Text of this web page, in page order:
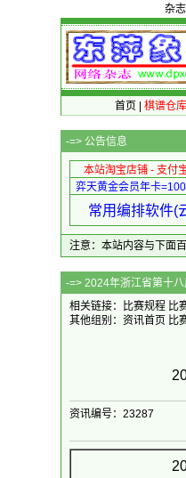
杂
首页 棋谱仓库
-=> 公告信息
本站淘宝店铺 - 支付
弈天黄金会员年卡
常用编排软件(
注意：本站内容与下面
-=> 2024年浙江
相关链接：
比赛规程 比
其他组别： 资讯首页 比
资讯编号：23287